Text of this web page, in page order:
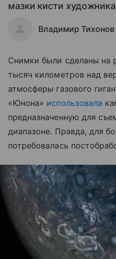
мазки кисти
Владимир Тихонов
Снимки были сделаны на
тысяч километров над
атмосферы газового
«Юнона» использовала
предназначенную для
диапазоне. Правда, для
потребовалась